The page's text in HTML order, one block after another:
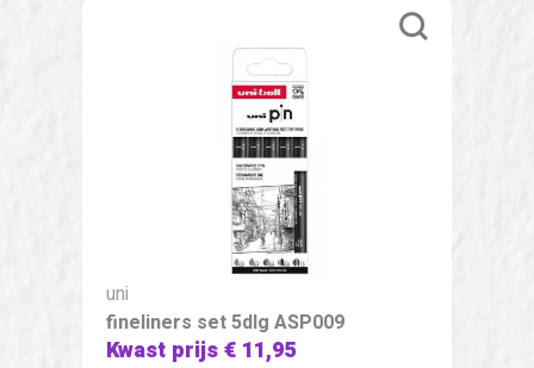
uni
fineliners set 5dlg ASP009
Kwast prijs€ 11,95